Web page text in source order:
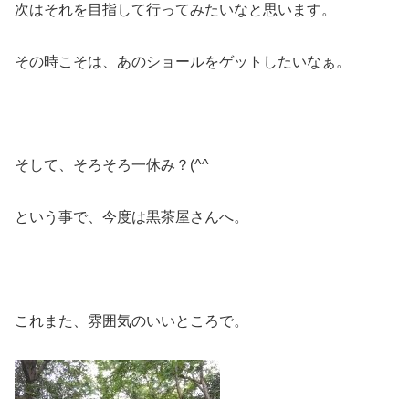
次はそれを目指して行ってみたいなと思います。
その時こそは、あのショールをゲットしたいなぁ。
そして、そろそろ一休み？(^^ゞ
という事で、今度は黒茶屋さんへ。
これまた、雰囲気のいいところで。